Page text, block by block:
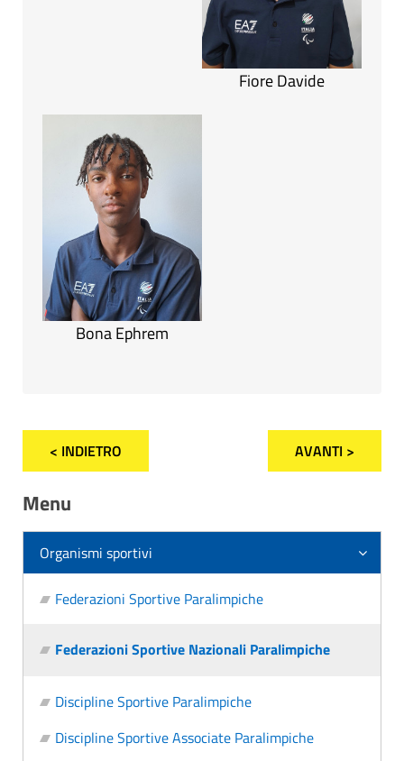
Fiore Davide
Bona Ephrem
< INDIETRO AVANTI >
Menu
Organismi sportivi
Federazioni Sportive Paralimpiche
Federazioni Sportive Nazionali Paralimpiche
Discipline Sportive Paralimpiche
Discipline Sportive Associate Paralimpiche